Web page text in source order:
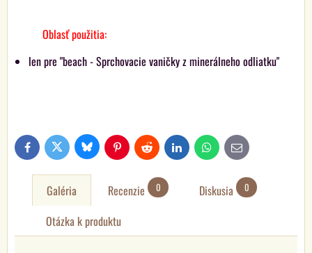
Oblasť použitia:
len pre "beach - Sprchovacie vaničky z minerálneho odliatku"
FacebookTwitter Bluesky PinterestReddit LinkedIn WhatsAppE-
mail
Galéria Recenzie 0 Diskusia 0
Otázka k produktu